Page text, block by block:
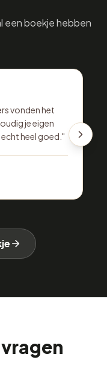
een boekje hebben
vonden het
je eigen
heel goed. "